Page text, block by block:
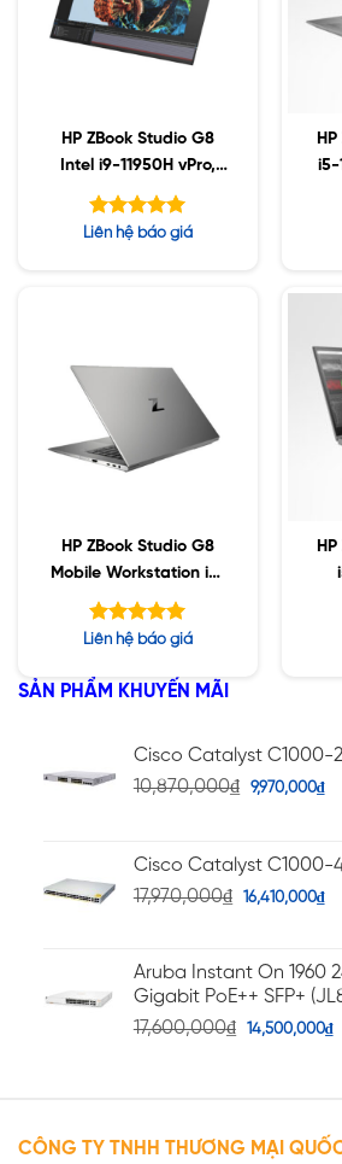
HP ZBook Studio G8
Intel i9-11950H vPro,
32GB, Nvidia RTX3070
8GB, 1TB SSD, 15.6″
FHD, Win10
Được xếp
Liên hệ báo giá
i5-
HP ZBook Studio G8
Mobile Workstation i7-
11850H vPro, 32GB,
T1200, 15.6 FHD
Được xếp
5 sao
Liên hệ báo giá
SẢN PHẨM KHUYẾN MÃI
Cisco Catalyst C1000-
10,870,000₫ 9,970,000₫
Cisco Catalyst C1000-
17,970,000₫ 16,410,000₫
Aruba Instant On 1960
Gigabit PoE++ SFP+
17,600,000₫ 14,500,000₫
CÔNG TY TNHH THƯƠNG MẠI